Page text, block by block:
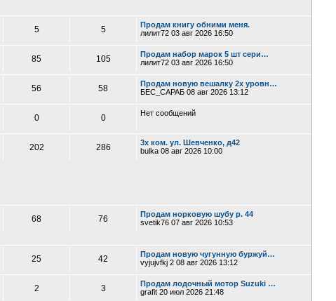
5 5
Продам книгу обними меня.
лилит72 03 авг 2026 16:50
85 105
Продам набор марок 5 шт сери…
лилит72 03 авг 2026 16:50
56 58
Продам новую вешалку 2х уровн…
БЕС_САРАБ 08 авг 2026 13:12
0 0 Нет сообщений
202 286
3х ком. ул. Шевченко, д42
bulka 08 авг 2026 10:00
68 76
Продам норковую шубу р. 44
svetik76 07 авг 2026 10:53
25 42
Продам новую чугунную буржуй…
vyjujvfkj 2 08 авг 2026 13:12
2 3
Продам лодочный мотор Suzuki …
grafit 20 июл 2026 21:48